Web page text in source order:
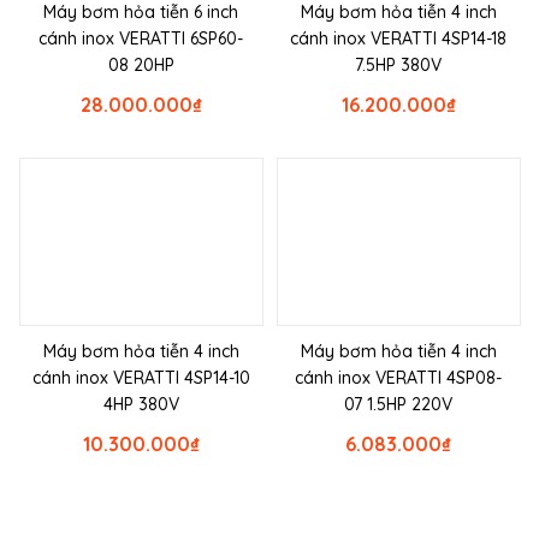
Máy bơm hỏa tiễn 6 inch
cánh inox VERATTI 6SP60-
08 20HP
₫
28.000.000
Máy bơm hỏa tiễn 4 inch
cánh inox VERATTI 4SP14-18
7.5HP 380V
₫
16.200.000
Máy bơm hỏa tiễn 4 inch
cánh inox VERATTI 4SP14-10
4HP 380V
₫
10.300.000
Máy bơm hỏa tiễn 4 inch
cánh inox VERATTI 4SP08-
07 1.5HP 220V
₫
6.083.000